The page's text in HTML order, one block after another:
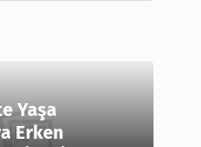
Yaşa
Erken